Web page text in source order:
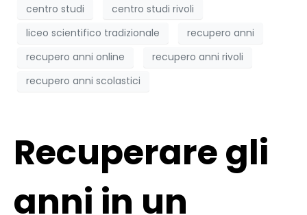
centro studi
centro studi rivoli
liceo scientifico tradizionale
recupero anni
recupero anni online
recupero anni rivoli
recupero anni scolastici
Recuperare gli
anni in un